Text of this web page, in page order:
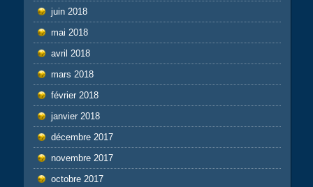
juin 2018
mai 2018
avril 2018
mars 2018
février 2018
janvier 2018
décembre 2017
novembre 2017
octobre 2017